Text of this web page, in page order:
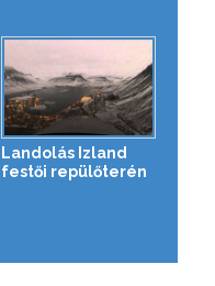
Landolás Izland
festői repülőterén